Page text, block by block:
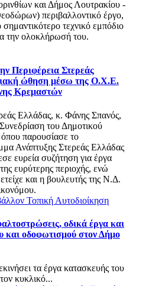
και Δήμος Λουτρακίου -
περιβαλλοντικό έργο,
τεχνικό εμπόδιο
την ολοκλήρωσή του.
Περιφέρεια Στερεάς
ώθηση μέσω της Ο.Χ.Ε.
Κρεμαστών
Ελλάδας, κ. Φάνης Σπανός,
του Δημοτικού
παρουσίασε το
Ανάπτυξης Στερεάς Ελλάδας
ευρεία συζήτηση για έργα
ευρύτερης περιοχής, ενώ
και η βουλευτής της Ν.Δ.
Τοπική Αυτοδιοίκηση
οδικά έργα και
και οδοφωτισμού στον Δήμο
τα έργα κατασκευής του
κυκλικό...